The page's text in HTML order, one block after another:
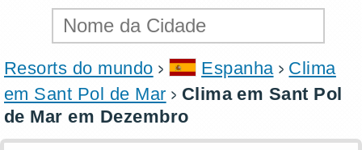
Resorts do mundo Espanha
Clima
em Sant Pol de Mar
Clima em Sant Pol
de Mar em Dezembro